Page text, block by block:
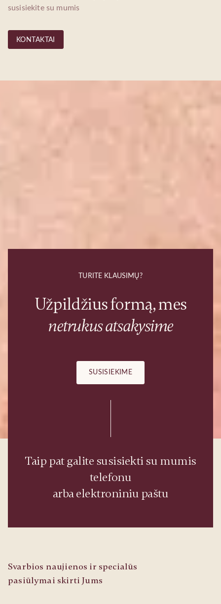
susisiekite su mumis
KONTAKTAI
TURITE KLAUSIMŲ?
Užpildžius formą, mes
netrukus atsakysime
SUSISIEKIME
Taip pat galite susisiekti su mumis
telefonu
arba elektroniniu paštu
Svarbios naujienos ir specialūs
pasiūlymai skirti Jums